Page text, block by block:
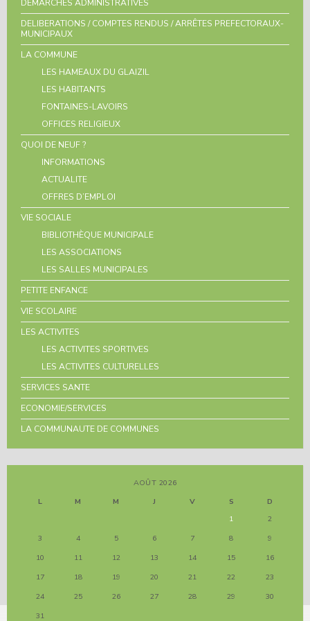
DEMARCHES ADMINISTRATIVES
DELIBERATIONS / COMPTES RENDUS / ARRÊTES PREFECTORAUX-
MUNICIPAUX
LA COMMUNE
LES HAMEAUX DU GLAIZIL
LES HABITANTS
FONTAINES-LAVOIRS
OFFICES RELIGIEUX
QUOI DE NEUF ?
INFORMATIONS
ACTUALITE
OFFRES D’EMPLOI
VIE SOCIALE
BIBLIOTHÈQUE MUNICIPALE
LES ASSOCIATIONS
LES SALLES MUNICIPALES
PETITE ENFANCE
VIE SCOLAIRE
LES ACTIVITES
LES ACTIVITES SPORTIVES
LES ACTIVITES CULTURELLES
SERVICES SANTE
ECONOMIE/SERVICES
LA COMMUNAUTE DE COMMUNES
AOÛT 2026
L
M M J V S
D
1
2
3
4 5 6 7 8
9
10
11 12 13 14 15
16
17
18 19 20 21 22
23
24
25 26 27 28 29
30
31